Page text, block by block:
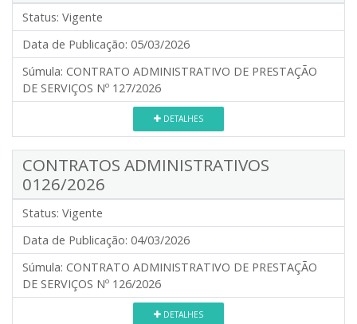
Status: Vigente
Data de Publicação: 05/03/2026
Súmula: CONTRATO ADMINISTRATIVO DE PRESTAÇÃO
DE SERVIÇOS Nº 127/2026
DETALHES
CONTRATOS ADMINISTRATIVOS
0126/2026
Status: Vigente
Data de Publicação: 04/03/2026
Súmula: CONTRATO ADMINISTRATIVO DE PRESTAÇÃO
DE SERVIÇOS Nº 126/2026
DETALHES